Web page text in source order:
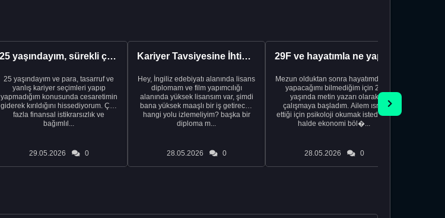
25 yaşındayım, sürekli çalışıyorum ve hâlâ maddi a...
25 yaşındayım ve para, tasarruf ve
yanlış kariyer seçimleri yapıp
yapmadığım konusunda cesaretimin
giderek kırıldığını hissediyorum. Çok
fazla finansal istikrarsızlık ve
bağımlıl...
29.05.2026 0
Kariyer Tavsiyesine İhtiyacınız Var
Hey, İngiliz edebiyatı alanında lisans
diplomam ve film yapımcılığı
alanında yüksek lisansım var, şimdi
bana yüksek maaşlı bir iş getirecek
hangi yolu izlemeliyim? başka bir
diploma m...
28.05.2026 0
Mezun olduktan sonra hayatımda ne
yapacağımı bilmediğim için 20
yaşında metin yazarı olarak
çalışmaya başladım. Ailem ısrar
ettiği için psikoloji okumak istediğim
halde ekonomi böl�...
28.05.2026 0